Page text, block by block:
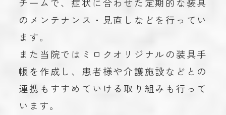
チームで、症状に合わせた定期的な装具
のメンテナンス・見直しなどを行ってい
ます。
また当院ではミロクオリジナルの装具手
帳を作成し、患者様や介護施設などとの
連携もすすめていける取り組みも行って
います。